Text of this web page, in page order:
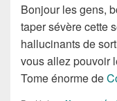
Bonjour les gens,
taper sévère cette
hallucinants de
vous allez pouvoir
Tome énorme de